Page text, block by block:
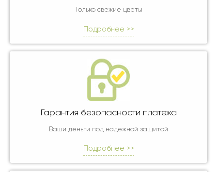
Только свежие цветы
Подробнее >>
Гарантия безопасности платежа
Ваши деньги под надежной защитой
Подробнее >>